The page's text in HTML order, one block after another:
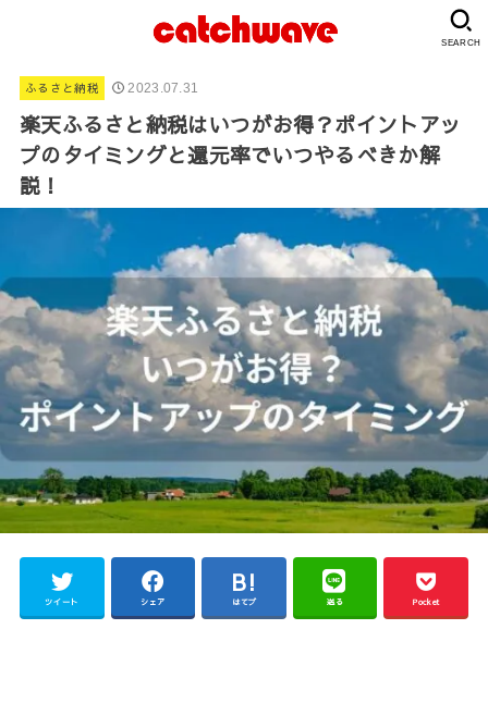
SEARCH
ふるさと納税 2023.07.31
楽天ふるさと納税はいつがお得？ポイントアッ
プのタイミングと還元率でいつやるべきか解
説！
ツイート シェア はてブ 送る Pocket